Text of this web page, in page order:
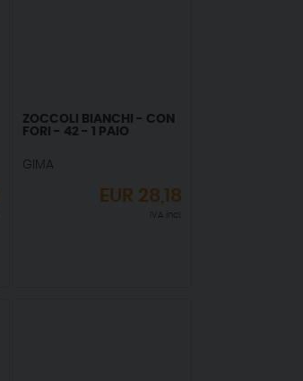
ZOCCOLI BIANCHI - CON
FORI - 42 - 1 PAIO
GIMA
EUR 28,18
IVA incl.